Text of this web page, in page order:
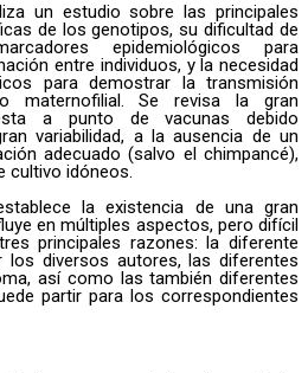
un estudio sobre las principales
de los genotipos, su dificultad de
epidemiológicos para
entre individuos, y la necesidad
para demostrar la transmisión
maternofilial. Se revisa la gran
a punto de vacunas debido
variabilidad, a la ausencia de un
adecuado (salvo el chimpancé),
cultivo idóneos.
la existencia de una gran
en múltiples aspectos, pero difícil
principales razones: la diferente
los diversos autores, las diferentes
así como las también diferentes
partir para los correspondientes